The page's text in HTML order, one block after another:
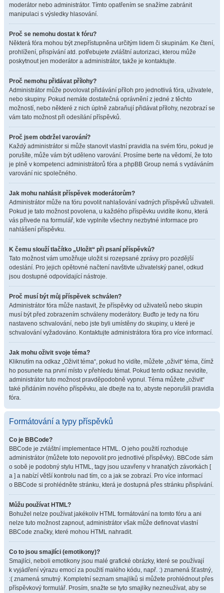
moderátor nebo administrátor. Tímto opatřením se snažíme zabránit
manipulaci s výsledky hlasování.
Proč se nemohu dostat k fóru?
Některá fóra mohou být znepřístupněna určitým lidem či skupinám. Ke čtení,
prohlížení, přispívání atd. potřebujete zvláštní autorizaci, kterou může
poskytnout jen moderátor a administrátor, takže je kontaktujte.
Proč nemohu přidávat přílohy?
Administrátor může povolovat přidávání příloh pro jednotlivá fóra, uživatele,
nebo skupiny. Pokud nemáte dostatečná oprávnění z jedné z těchto
možností, nebo některé z nich úplně zabraňují přidávat přílohy, nezobrazí se
vám tato možnost při odesílání příspěvků.
Proč jsem obdržel varování?
Každý administrátor si může stanovit vlastní pravidla na svém fóru, pokud je
porušíte, může vám být uděleno varování. Prosíme berte na vědomí, že toto
je plně v kompetenci administrátorů fóra a phpBB Group nemá s vydáváním
varování nic společného.
Jak mohu nahlásit příspěvek moderátorům?
Administrátor může na fóru povolit nahlašování vadných příspěvků uživateli.
Pokud je tato možnost povolena, u každého příspěvku uvidíte ikonu, která
vás přivede na formulář, kde vyplníte všechny nezbytné informace pro
nahlášení příspěvku.
K čemu slouží tlačítko „Uložit“ při psaní příspěvků?
Tato možnost vám umožňuje uložit si rozepsané zprávy pro pozdější
odeslání. Pro jejich opětovné načtení navštivte uživatelský panel, odkud
jsou dostupné odpovídající nástroje.
Proč musí být můj příspěvek schválen?
Administrátor fóra může nastavit, že příspěvky od uživatelů nebo skupin
musí být před zobrazením schváleny moderátory. Buďto je tedy na fóru
nastaveno schvalování, nebo jste byli umístěny do skupiny, u které je
schvalování vyžadováno. Kontaktujte administrátora fóra pro více informací.
Jak mohu oživit svoje téma?
Kliknutím na odkaz „Oživit téma“, pokud ho vidíte, můžete „oživit“ téma, čímž
ho posunete na první místo v přehledu témat. Pokud tento odkaz nevidíte,
administrátor tuto možnost pravděpodobně vypnul. Téma můžete „oživit“
také přidáním nového příspěvku, ale dbejte na to, abyste neporušili pravidla
fóra.
Formátování a typy příspěvků
Co je BBCode?
BBCode je zvláštní implementace HTML. O jeho použití rozhoduje
administrátor (můžete toto nepovolit pro jednotlivé příspěvky). BBCode sám
o sobě je podobný stylu HTML, tagy jsou uzavřeny v hranatých závorkách [
a ] a nabízí větší kontrolu nad tím, co a jak se zobrazí. Pro více informací
o BBCode si prohlédněte stránku, která je dostupná přes stránku přispívání.
Můžu používat HTML?
Bohužel nelze používat jakékoliv HTML formátování na tomto fóru a ani
nelze tuto možnost zapnout, administrátor však může definovat vlastní
BBCode značky, které mohou HTML nahradit.
Co to jsou smajlíci (emotikony)?
Smajlíci, neboli emotikony jsou malé grafické obrázky, které se používají
k vyjádření výrazu emocí za použití malého kódu, např. :) znamená šťastný,
:( znamená smutný. Kompletní seznam smajlíků si můžete prohlédnout přes
příspěvkový formulář. Prosím, snažte se tyto smajlíky nezneužívat, aby se